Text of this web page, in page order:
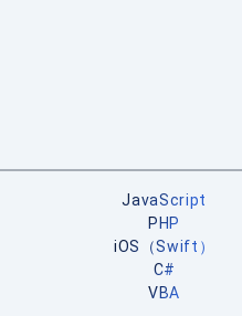
JavaScript
PHP
iOS（Swift）
C#
VBA